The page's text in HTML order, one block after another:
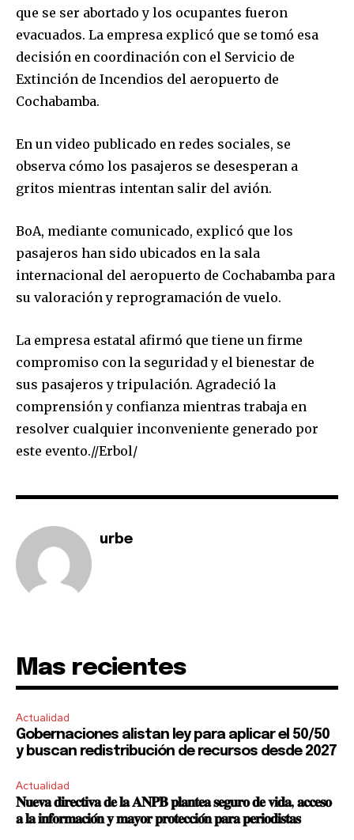
Join our community of
SUBSCRIBERS and be part of the
conversation.
your privacy and won't spam your inbox. Your information is
I've read and accept the Privacy Policy
que se ser abortado y los ocupantes fueron
evacuados. La empresa explicó que se tomó esa
decisión en coordinación con el Servicio de
Extinción de Incendios del aeropuerto de
Cochabamba.
En un video publicado en redes sociales, se
observa cómo los pasajeros se desesperan a
gritos mientras intentan salir del avión.
BoA, mediante comunicado, explicó que los
pasajeros han sido ubicados en la sala
internacional del aeropuerto de Cochabamba para
su valoración y reprogramación de vuelo.
La empresa estatal afirmó que tiene un firme
compromiso con la seguridad y el bienestar de
sus pasajeros y tripulación. Agradeció la
comprensión y confianza mientras trabaja en
resolver cualquier inconveniente generado por
este evento.//Erbol/
urbe
Mas recientes
Actualidad
Gobernaciones alistan ley para aplicar el 50/50
y buscan redistribución de recursos desde 2027
Actualidad
𝐍𝐮𝐞𝐯𝐚 𝐝𝐢𝐫𝐞𝐜𝐭𝐢𝐯𝐚 𝐝𝐞 𝐥𝐚 𝐀𝐍𝐏𝐁 𝐩𝐥𝐚𝐧𝐭𝐞𝐚 𝐬𝐞𝐠𝐮𝐫𝐨 𝐝𝐞 𝐯𝐢𝐝𝐚, 𝐚𝐜𝐜𝐞𝐬𝐨
𝐚 𝐥𝐚 𝐢𝐧𝐟𝐨𝐫𝐦𝐚𝐜𝐢𝐨́𝐧 𝐲 𝐦𝐚𝐲𝐨𝐫 𝐩𝐫𝐨𝐭𝐞𝐜𝐜𝐢𝐨́𝐧 𝐩𝐚𝐫𝐚 𝐩𝐞𝐫𝐢𝐨𝐝𝐢𝐬𝐭𝐚𝐬